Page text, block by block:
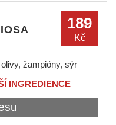
189
Kč
žampióny, sýr
INGREDIENCE